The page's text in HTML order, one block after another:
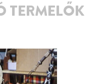
TERMELŐK